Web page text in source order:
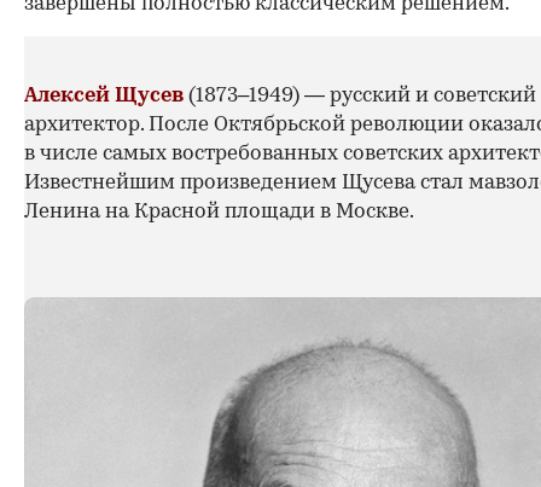
завершены полностью классическим решением.
Алексей Щусев (1873–1949) — русский и советский
архитектор. После Октябрьской революции
в числе самых востребованных советских
Известнейшим произведением Щусева стал
Ленина на Красной площади в Москве.